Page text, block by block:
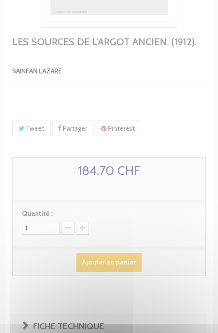
LES SOURCES DE L'ARGOT ANCIEN. (1912).
SAINEAN LAZARE
Tweet Partager Pinterest
184.70 CHF
Quantité :
Ajouter au panier
FICHE TECHNIQUE